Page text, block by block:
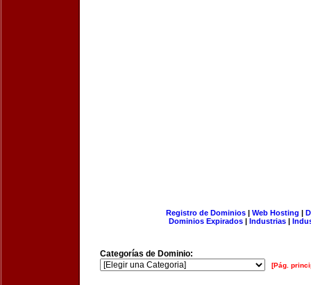
Registro de Dominios| Web Hosting |
Dominios Expirados | Industrias |
Categorías de Dominio:
[Pág.